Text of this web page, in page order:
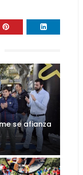
se afianza